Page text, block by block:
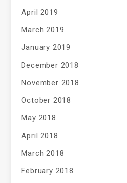
April 2019
March 2019
January 2019
December 2018
November 2018
October 2018
May 2018
April 2018
March 2018
February 2018